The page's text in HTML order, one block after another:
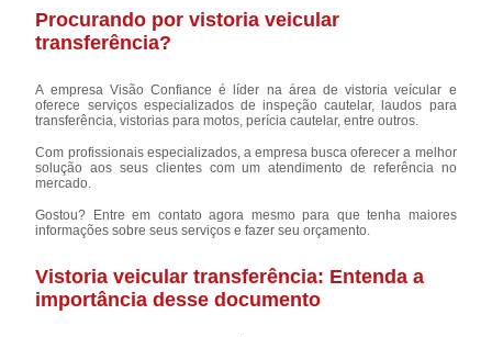
Procurando por vistoria veicular
transferência?
A empresa Visão Confiance é líder na área de vistoria veícular e
oferece serviços especializados de inspeção cautelar, laudos para
transferência, vistorias para motos, perícia cautelar, entre outros.
Com profissionais especializados, a empresa busca oferecer a melhor
solução aos seus clientes com um atendimento de referência no
mercado.
Gostou? Entre em contato agora mesmo para que tenha maiores
informações sobre seus serviços e fazer seu orçamento.
Vistoria veicular transferência: Entenda a
importância desse documento